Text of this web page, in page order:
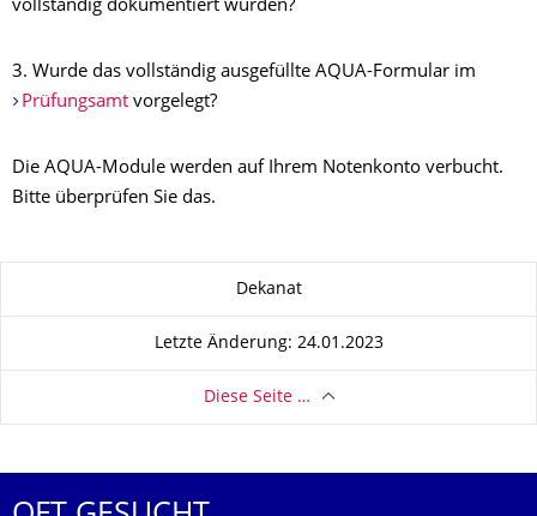
vollständig dokumentiert wurden?
3. Wurde das vollständig ausgefüllte AQUA-Formular im
Prüfungsamtvorgelegt?
Die AQUA-Module werden auf Ihrem Notenkonto verbucht.
Bitte überprüfen Sie das.
Dekanat
Letzte Änderung: 24.01.2023
Diese Seite …